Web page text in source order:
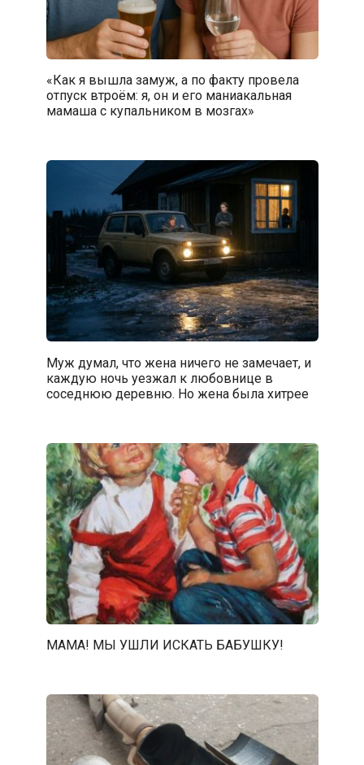
«Как я вышла замуж, а по факту провела
отпуск втроём: я, он и его маниакальная
мамаша с купальником в мозгах»
Муж думал, что жена ничего не замечает, и
каждую ночь уезжал к любовнице в
соседнюю деревню. Но жена была хитрее
МАМА! МЫ УШЛИ ИСКАТЬ БАБУШКУ!